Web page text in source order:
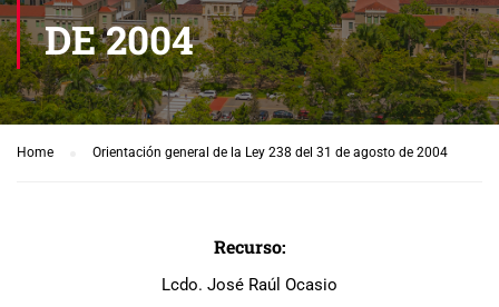
DE 2004
Home Orientación general de la Ley 238 del 31 de agosto de 2004
Recurso:
Lcdo. José Raúl Ocasio